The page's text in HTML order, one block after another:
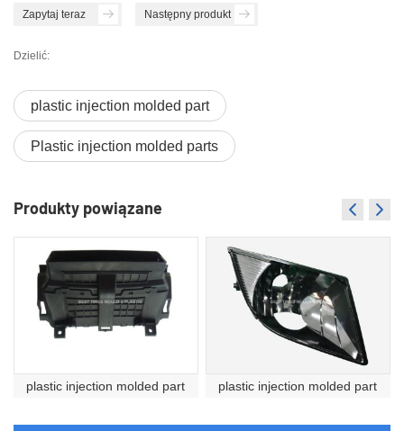
Zapytaj teraz Następny produkt
Dzielić:
plastic injection molded part
Plastic injection molded parts
Produkty powiązane
plastic injection molded part plastic injection molded part